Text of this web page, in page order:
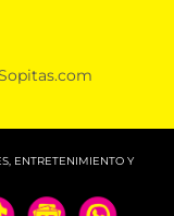
ENTRETENIMIENTO Y